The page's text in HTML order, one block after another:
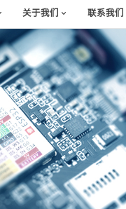
关于我们 联系我们